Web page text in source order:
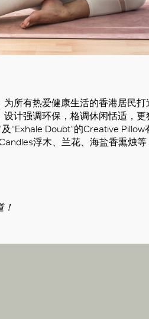
所有热爱健康生活的香港居民打
计强调环保，格调休闲恬适，
“Exhale Doubt”的Creative
浮木、兰花、海盐香熏烛